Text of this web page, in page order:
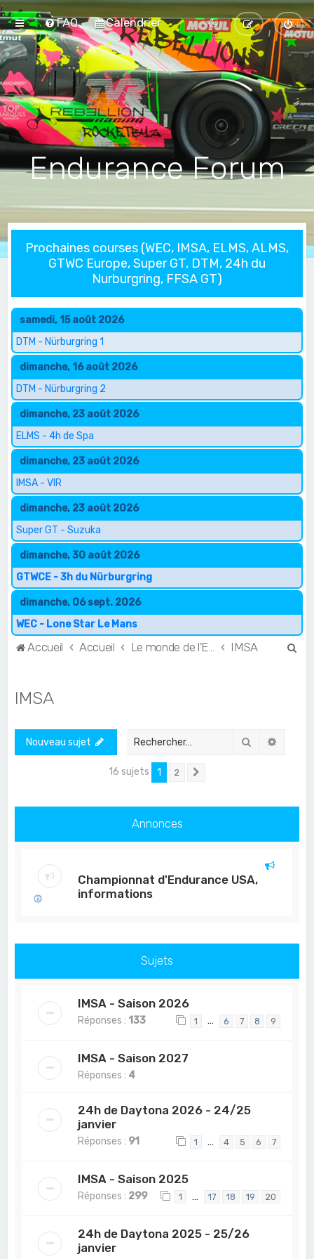
FAQ Calendrier
Endurance Forum
Prochaines courses (WEC, IMSA, ELMS, ALMS,
GTWC Europe, Super GT, DTM, 24h du
Nurburgring, FFSA GT)
samedi, 15 août 2026
DTM - Nürburgring 1
dimanche, 16 août 2026
DTM - Nürburgring 2
dimanche, 23 août 2026
ELMS - 4h de Spa
dimanche, 23 août 2026
IMSA - VIR
dimanche, 23 août 2026
Super GT - Suzuka
dimanche, 30 août 2026
GTWCE - 3h du Nürburgring
dimanche, 06 sept. 2026
WEC - Lone Star Le Mans
Accueil Accueil IMSA
e
IMSA
Nouveau sujet Rechercher
16 sujets 1 2
Annonces
Championnat d'Endurance USA,
informations
Sujets
IMSA - Saison 2026
Réponses : 133 1 … 6 7 8 9
IMSA - Saison 2027
Réponses : 4
24h de Daytona 2026 - 24/25
janvier
Réponses : 91 1 … 4 5 6 7
IMSA - Saison 2025
Réponses : 299 1 … 17 18 19 20
24h de Daytona 2025 - 25/26
janvier